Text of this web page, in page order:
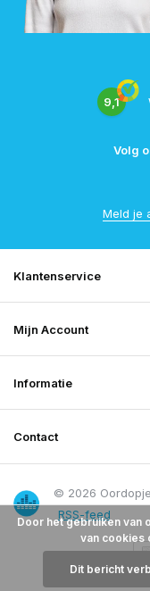
9,1
Volg
Meld je
Klantenservice
Mijn Account
Informatie
Contact
© 2026
RSS-feed
Door het gebruiken van
van cookies
Dit bericht